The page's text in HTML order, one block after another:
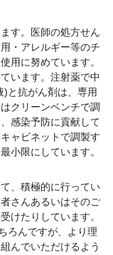
す。医師の処方せん
・アレルギー等のチ
用に努めています。
います。注射薬で中
と抗がん剤は、専用
クリーンベンチで調
感染予防に貢献して
ャビネットで調製す
小限にしています。
、積極的に行ってい
さんあるいはそのご
けたりしています。
ろんですが、より理
んでいただけるよう